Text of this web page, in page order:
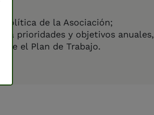
de la Asociación;
prioridades y objetivos anuales,
el Plan de Trabajo.